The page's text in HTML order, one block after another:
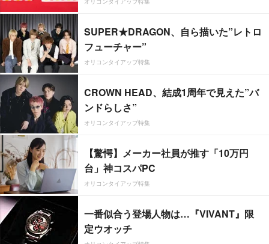
SUPER★DRAGON、自ら描いた”レトロ
フューチャー”
オリコンタイアップ特集
CROWN HEAD、結成1周年で見えた”バ
ンドらしさ”
オリコンタイアップ特集
【驚愕】メーカー社員が推す「10万円
台」神コスパPC
オリコンタイアップ特集
一番似合う登場人物は…『VIVANT』限
定ウオッチ